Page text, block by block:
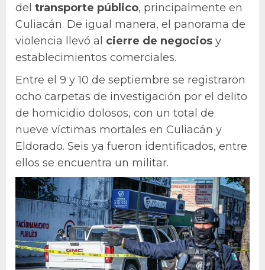
del transporte público, principalmente en
Culiacán. De igual manera, el panorama de
violencia llevó al cierre de negocios y
establecimientos comerciales.
Entre el 9 y 10 de septiembre se registraron
ocho carpetas de investigación por el delito
de homicidio dolosos, con un total de
nueve víctimas mortales en Culiacán y
Eldorado. Seis ya fueron identificados, entre
ellos se encuentra un militar.